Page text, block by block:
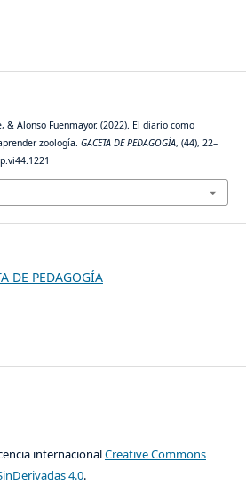
& Alonso Fuenmayor. (2022). El diario como
zoología. GACETA DE PEDAGOGÍA, (44), 22–
DE PEDAGOGÍA
internacionalCreative Commons
4.0.